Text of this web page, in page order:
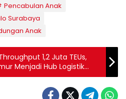
Pencabulan Anak
Surabaya
Anak
1,2 Juta TEUs,
Menjadi Hub Logistik